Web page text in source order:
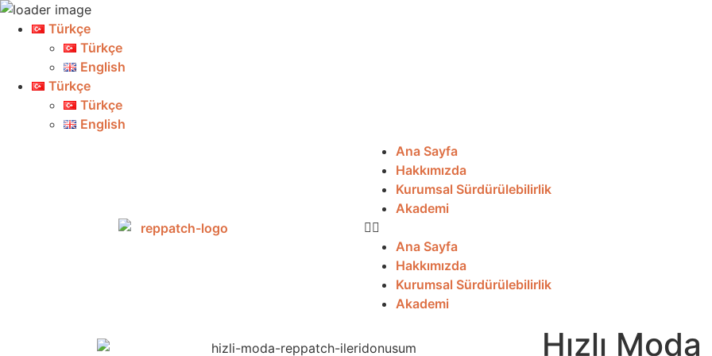
Türkçe
Türkçe
English
Türkçe
Türkçe
English
Ana Sayfa
Hakkımızda
Kurumsal Sürdürülebilirlik
Akademi
Ana Sayfa
Hakkımızda
Kurumsal Sürdürülebilirlik
Akademi
Hızlı Moda